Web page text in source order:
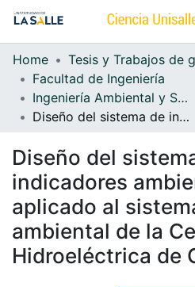
Communities & Collections
All of DSpace
Home
Tesis y Trabajos de
Facultad de Ingeniería
Ingeniería Ambiental y Sanitaria
Diseño del sistema de indicadores ambientales aplicado al sistema de gestión ambiental de la Central Hidroeléctrica de Chivor.
Diseño del
indicadores
aplicado al
ambiental de la
Hidroeléctrica de